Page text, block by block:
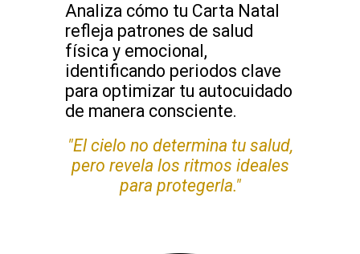
Analiza cómo tu Carta Natal
refleja patrones de salud
física y emocional,
identificando periodos clave
para optimizar tu autocuidado
de manera consciente.
"El cielo no determina tu salud,
pero revela los ritmos ideales
para protegerla."